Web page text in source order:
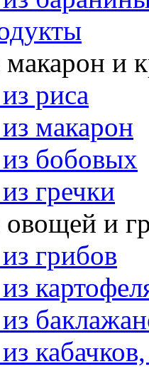
и
риса
макарон
бобовых
гречки
и
грибов